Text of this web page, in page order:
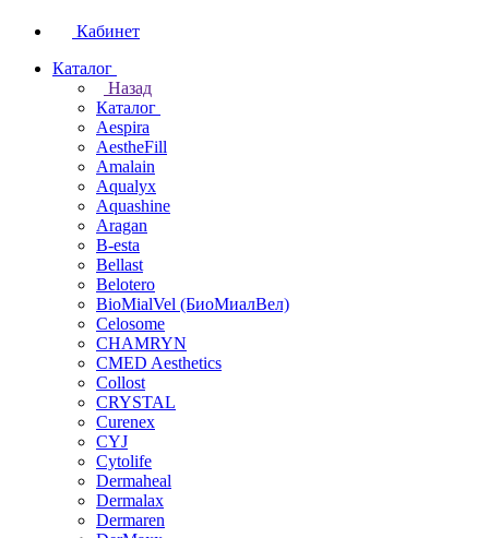
Кабинет
Каталог
Назад
Каталог
Aespira
AestheFill
Amalain
Aqualyx
Aquashine
Aragan
B-esta
Bellast
Belotero
BioMialVel (БиоМиалВел)
Celosome
CHAMRYN
CMED Aesthetics
Collost
CRYSTAL
Curenex
CYJ
Cytolife
Dermaheal
Dermalax
Dermaren